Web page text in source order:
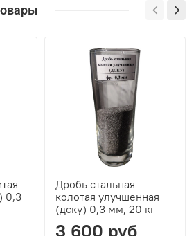
0,3
Дробь стальная
колотая улучшенная
(дску) 0,3 мм, 20 кг
3 600 руб